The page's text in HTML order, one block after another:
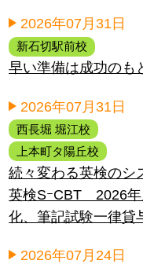
2026年07月31日
新石切駅前校
早い準備は成功のも
2026年07月31日
西長堀 堀江校
上本町タ陽丘校
続々変わる英検のシ
英検SｰCBT 2026年
化、筆記試験一律貸
2026年07月24日